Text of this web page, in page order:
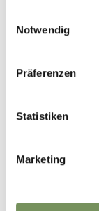
Notwendig
Präferenzen
Statistiken
Marketing